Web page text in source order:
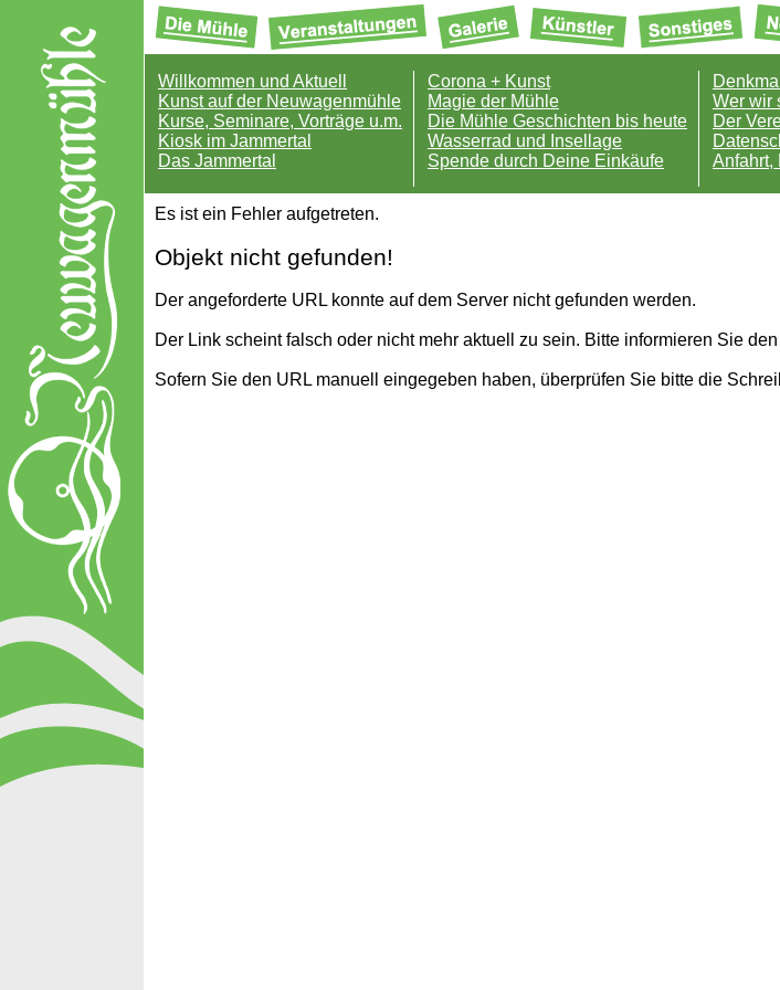
Willkommen und Aktuell
Kunst auf der Neuwagenmühle
Kurse, Seminare, Vorträge u.m.
Kiosk im Jammertal
Das Jammertal
Corona + Kunst
Magie der Mühle
Die Mühle Geschichten bis heute
Wasserrad und Insellage
Spende durch Deine Einkäufe
Wer wir
Der
Anfahrt,
Es ist ein Fehler aufgetreten.
Objekt nicht gefunden!
Der angeforderte URL konnte auf dem Server nicht gefunden werden.
Der Link scheint falsch oder nicht mehr aktuell zu sein. Bitte informieren Sie
Sofern Sie den URL manuell eingegeben haben, überprüfen Sie bitte die